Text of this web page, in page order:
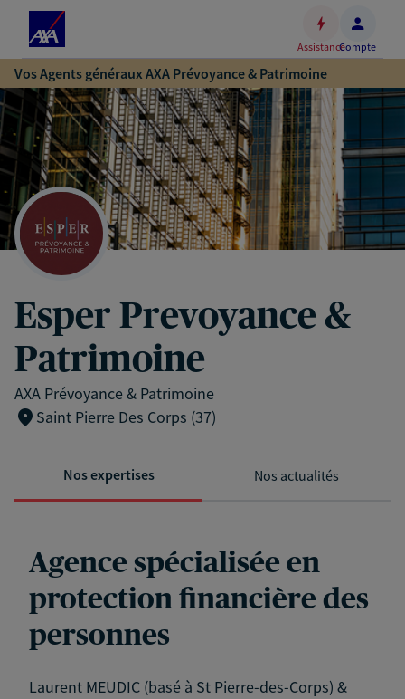
Accéder
au
contenu
principal
Accéder
au
pied
de
page
AssistanceCompte
Vos Agents généraux AXA Prévoyance & Patrimoine
Esper Prevoyance &
Patrimoine
AXA Prévoyance & Patrimoine
Saint Pierre Des Corps (37)
Nos expertises Nos actualités
Agence spécialisée en
protection financière des
personnes
Laurent MEUDIC (basé à St Pierre-des-Corps) &